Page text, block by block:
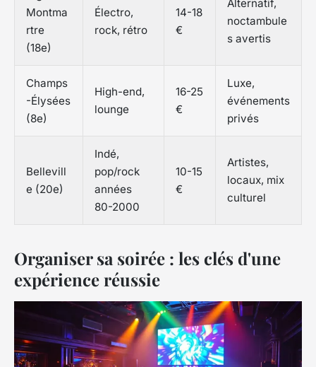
Montma
rtre
(18e)
Électro,
rock, rétro
14-18
€
Alternatif,
noctambule
s avertis
Champs
-Élysées
(8e)
High-end,
lounge
16-25
€
Luxe,
événements
privés
Bellevill
e (20e)
Indé,
pop/rock
années
80-2000
10-15
€
Artistes,
locaux, mix
culturel
Organiser sa soirée : les clés d'une
expérience réussie